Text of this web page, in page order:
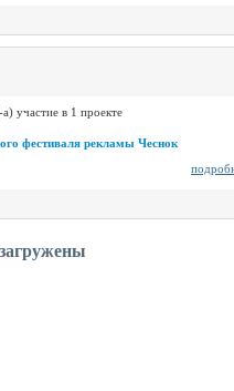
участие в 1 проекте
фестиваля рекламы Чеснок